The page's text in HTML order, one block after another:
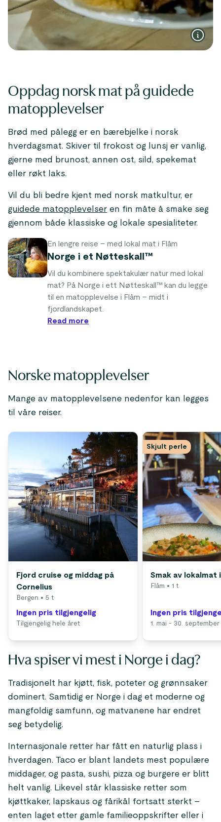
Oppdag norsk mat på guidede
matopplevelser
Brød med pålegg er en bærebjelke i norsk
hverdagsmat. Skiver til frokost og lunsj er vanlig,
gjerne med brunost, annen ost, sild, spekemat
eller røkt laks.
Vil du bli bedre kjent med norsk matkultur, er
guidede matopplevelser en fin måte å smake seg
gjennom både klassiske og lokale spesialiteter.
En lengre reise – med lokal mat i Flåm
Norge i et Nøtteskall™
Vil du kombinere spektakulær natur med lokal
mat? På Norge i ett Nøtteskall™ kan du legge
til en matopplevelse i Flåm – midt i
fjordlandskapet.
Read more
Norske matopplevelser
Mange av matopplevelsene nedenfor kan legges
til våre reiser.
Fjord cruise og middag på
Cornelius
Bergen • 5 t
Ingen pris tilgjengelig
Tilgjengelig hele året
Skjult perle
Smak av lokalmat
Flåm • 1 t
Ingen pris
1. mai - 30. september
Hva spiser vi mest i Norge i dag?
Tradisjonelt har kjøtt, fisk, poteter og grønnsaker
dominert. Samtidig er Norge i dag et moderne og
mangfoldig samfunn, og matvanene har endret
seg betydelig.
Internasjonale retter har fått en naturlig plass i
hverdagen. Taco er blant landets mest populære
middager, og pasta, sushi, pizza og burgere er blitt
helt vanlig. Likevel står klassiske retter som
kjøttkaker, lapskaus og fårikål fortsatt sterkt –
enten laget etter gamle familieoppskrifter eller i